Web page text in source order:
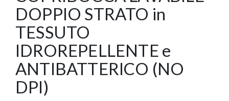
DOPPIO STRATO in
TESSUTO
IDROREPELLENTE e
ANTIBATTERICO (NO
DPI)